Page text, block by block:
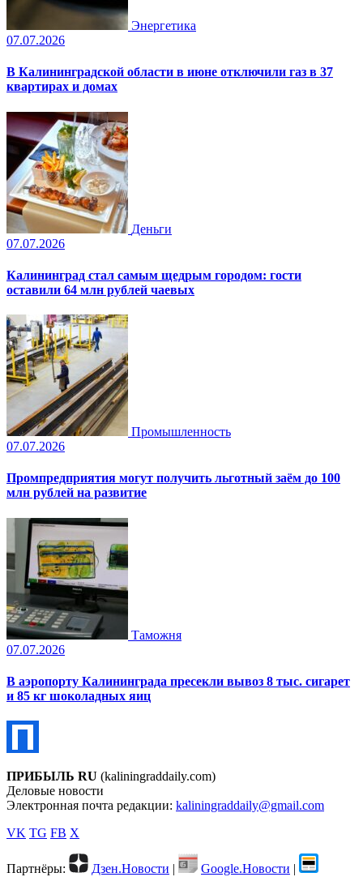
Энергетика
07.07.2026
В Калининградской области в июне отключили газ в 37
квартирах и домах
Деньги
07.07.2026
Калининград стал самым щедрым городом: гости
оставили 64 млн рублей чаевых
Промышленность
07.07.2026
Промпредприятия могут получить льготный заём до 100
млн рублей на развитие
Таможня
07.07.2026
В аэропорту Калининграда пресекли вывоз 8 тыс. сигарет
и 85 кг шоколадных яиц
ПРИБЫЛЬ RU (kaliningraddaily.com)
Деловые новости
Электронная почта редакции: kaliningraddaily@gmail.com
VK TG FB X
Партнёры: Дзен.Новости | Google.Новости |